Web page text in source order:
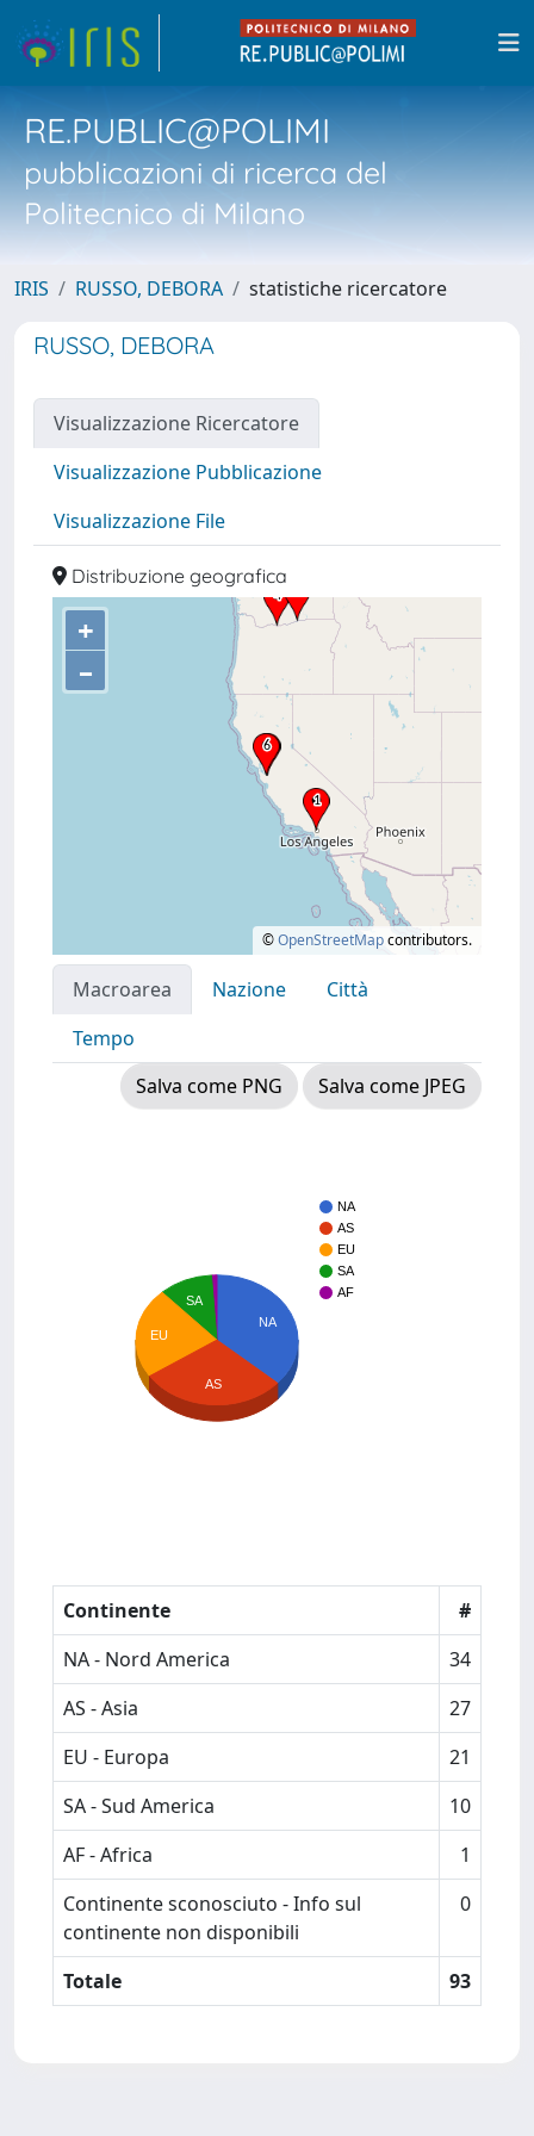
RE.PUBLIC@POLIMI
pubblicazioni di ricerca del
Politecnico di Milano
IRIS RUSSO, DEBORA statistiche ricercatore
RUSSO, DEBORA
Visualizzazione Ricercatore
Visualizzazione Pubblicazione
Visualizzazione File
Distribuzione geografica
+
–
©OpenStreetMapcontributors.
Macroarea Nazione
Città
Tempo
Salva come PNG
Salva come JPEG
NA
AS
EU
SA
AF
NA
SA
EU
AS
Continente
#
NA - Nord America
34
AS - Asia
27
EU - Europa
21
SA - Sud America
10
AF - Africa
1
Continente sconosciuto - Info sul
continente non disponibili
0
Totale 93